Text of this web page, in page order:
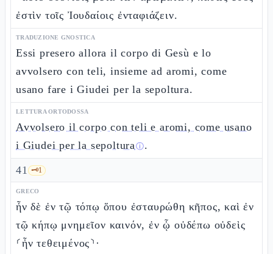
ἐστὶν τοῖς Ἰουδαίοις ἐνταφιάζειν.
TRADUZIONE GNOSTICA
Essi presero allora il corpo di Gesù e lo
avvolsero con teli, insieme ad aromi, come
usano fare i Giudei per la sepoltura.
LETTURA ORTODOSSA
Avvolsero il corpo con teli e aromi, come usano
i Giudei per la sepolturaⓘ.
41 🗝️1
GRECO
ἦν δὲ ἐν τῷ τόπῳ ὅπου ἐσταυρώθη κῆπος, καὶ ἐν
τῷ κήπῳ μνημεῖον καινόν, ἐν ᾧ οὐδέπω οὐδεὶς
⸂ἦν τεθειμένος⸃·